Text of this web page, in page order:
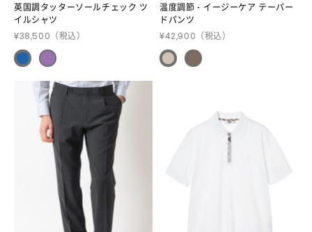
英国調タッターソールチェック ツ
イルシャツ
¥38,500 （税込）
温度調節・イージーケア テーパー
ドパンツ
¥42,900 （税込）